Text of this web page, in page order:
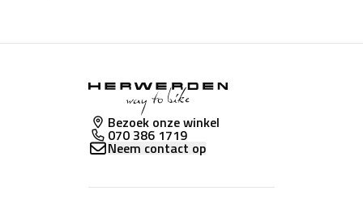
Bezoek onze winkel
070 386 1719
Neem contact op